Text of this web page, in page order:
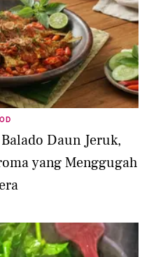
Daun Jeruk,
yang Menggugah